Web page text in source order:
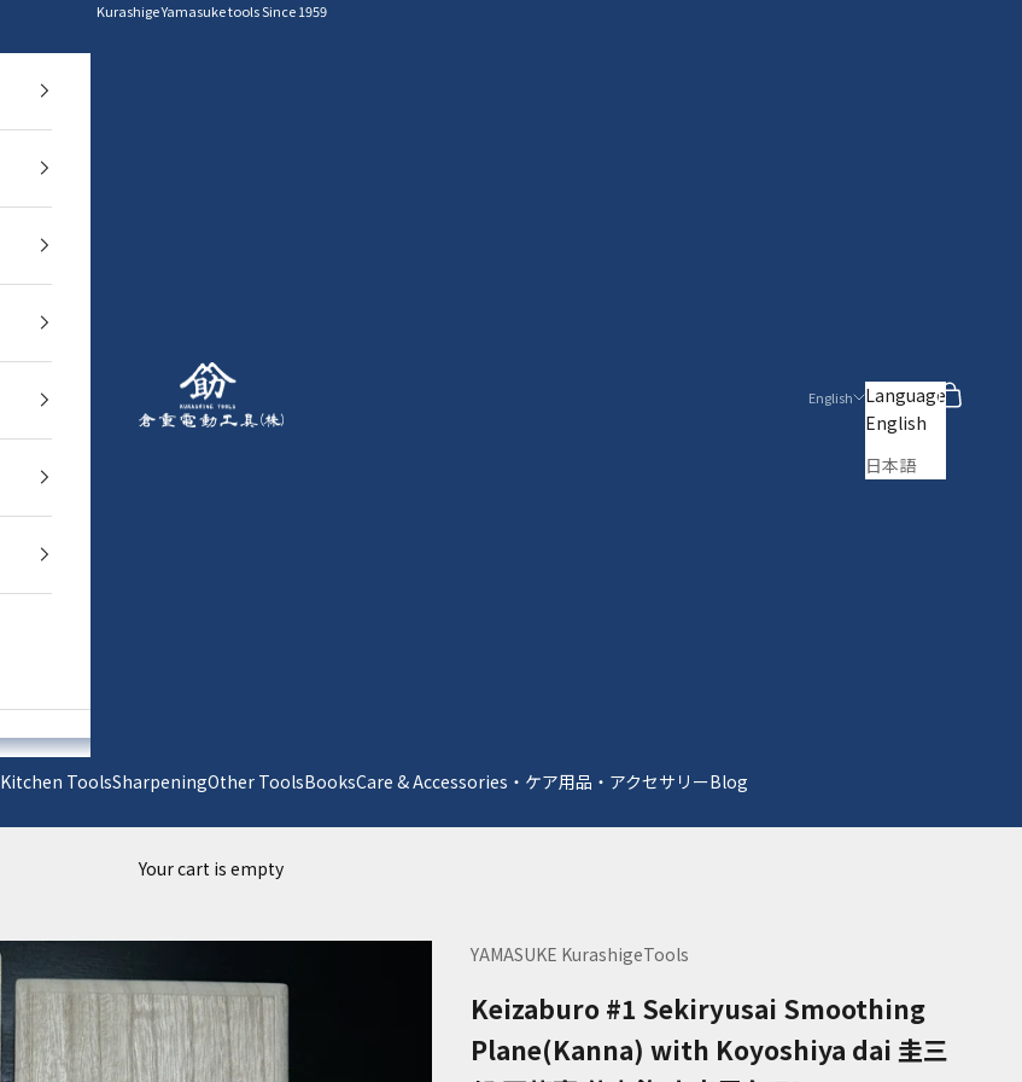
Kurashige Yamasuke tools Since 1959
YAMASUKE KurashigeTools
Kitchen ToolsSharpeningOther ToolsBooksCare & Accessories・ケア用品・アクセサリーBlog
English
Language
English
日本語
Search
Cart
Your cart is empty
YAMASUKE KurashigeTools
Keizaburo #1 Sekiryusai Smoothing
Plane(Kanna) with Koyoshiya dai 圭三